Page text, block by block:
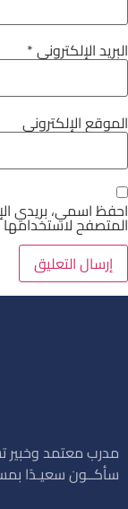
البريد الإلكتروني*
الموقع الإلكتروني
احفظ اسمي، بريدي
المتصفح
مدرب معتمد وخبير
سأكــون سعيـدًا